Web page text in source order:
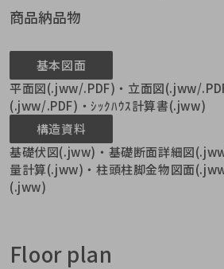
商品納品物
基本図面
平面図(.jww/.PDF)・立面図(.jww/
(.jww/.PDF)・ｼｯｸﾊｳｽ計算書(.jww)
構造資料
基礎伏図(.jww)・基礎断面詳細図
量計算(.jww)・柱頭柱脚金物図面
(.jww)
Floor plan